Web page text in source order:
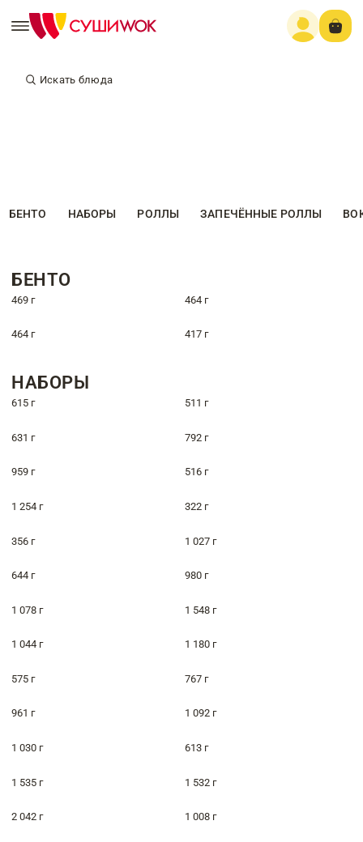
Искать блюда
БЕНТО НАБОРЫ РОЛЛЫ ЗАПЕЧЁННЫЕ РОЛЛЫ
БЕНТО
469 г 464 г
464 г 417 г
НАБОРЫ
615 г 511 г
631 г 792 г
959 г 516 г
1 254 г 322 г
356 г 1 027 г
644 г 980 г
1 078 г 1 548 г
1 044 г 1 180 г
575 г 767 г
961 г 1 092 г
1 030 г 613 г
1 535 г 1 532 г
2 042 г 1 008 г